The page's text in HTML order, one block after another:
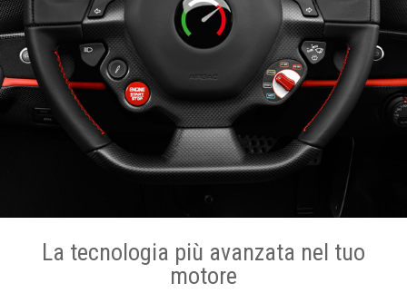
La tecnologia più avanzata nel tuo
motore